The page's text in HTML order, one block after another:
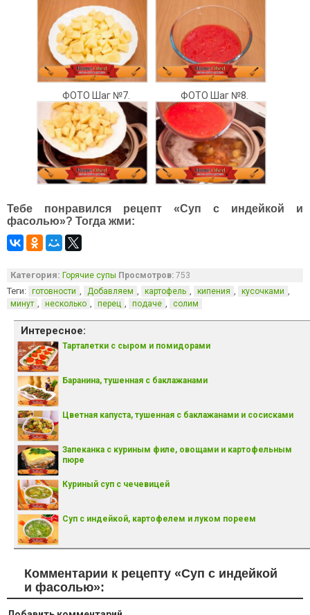
ФОТО Шаг №7. ФОТО Шаг №8.
Тебе понравился рецепт «Суп с индейкой и
фасолью»? Тогда жми:
Категория: Горячие супы Просмотров: 753
Теги: готовности , Добавляем , картофель , кипения , кусочками ,
минут , несколько , перец , подаче , солим
Интересное:
Тарталетки с сыром и помидорами
Баранина, тушенная с баклажанами
Цветная капуста, тушенная с баклажанами и сосисками
Запеканка с куриным филе, овощами и картофельным
пюре
Куриный суп с чечевицей
Суп с индейкой, картофелем и луком пореем
Комментарии к рецепту «Суп с индейкой
и фасолью»: